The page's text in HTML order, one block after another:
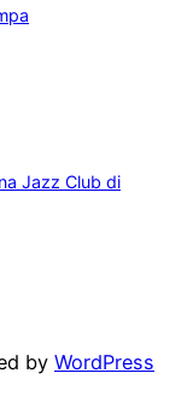
Jazz Club di
by WordPress